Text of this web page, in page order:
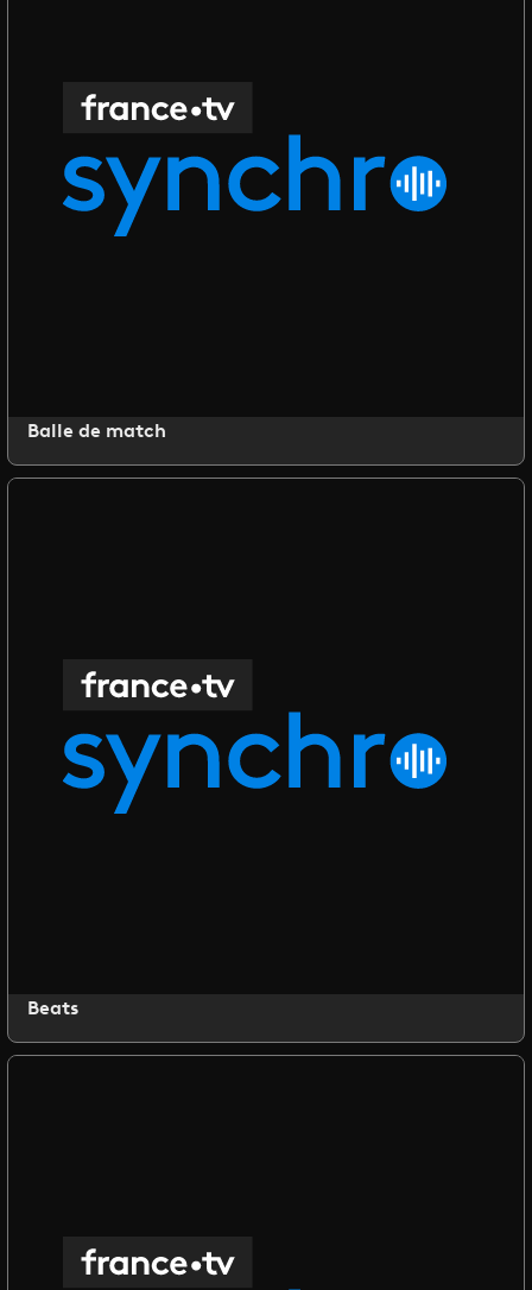
Balle de match
Beats